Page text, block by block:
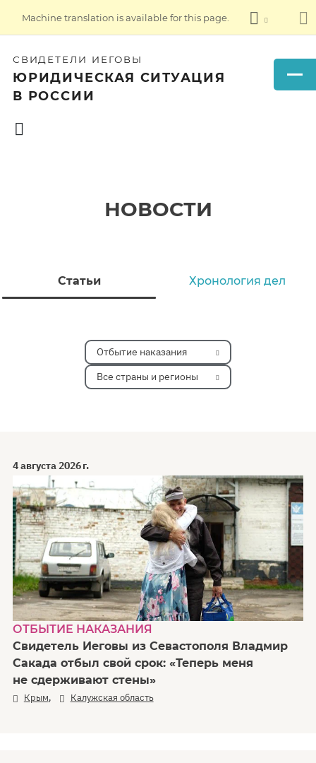
Machine translation is available for this page.
СВИДЕТЕЛИ ИЕГОВЫ
ЮРИДИЧЕСКАЯ СИТУАЦИЯ
В РОССИИ
НОВОСТИ
Статьи Хронология дел
Отбытие наказания
Все страны и регионы
4 августа 2026 г.
ОТБЫТИЕ НАКАЗАНИЯ
Свидетель Иеговы из Севастополя Владмир
Сакада отбыл свой срок: «Теперь меня
не сдерживают стены»
Крым, Калужская область